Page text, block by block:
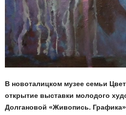
В новоталицком музее семьи
открытие выставки молодого
Долгановой «Живопись.